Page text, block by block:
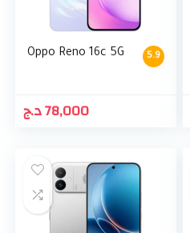
5.9
Oppo Reno 16c 5G
78,000د.ج